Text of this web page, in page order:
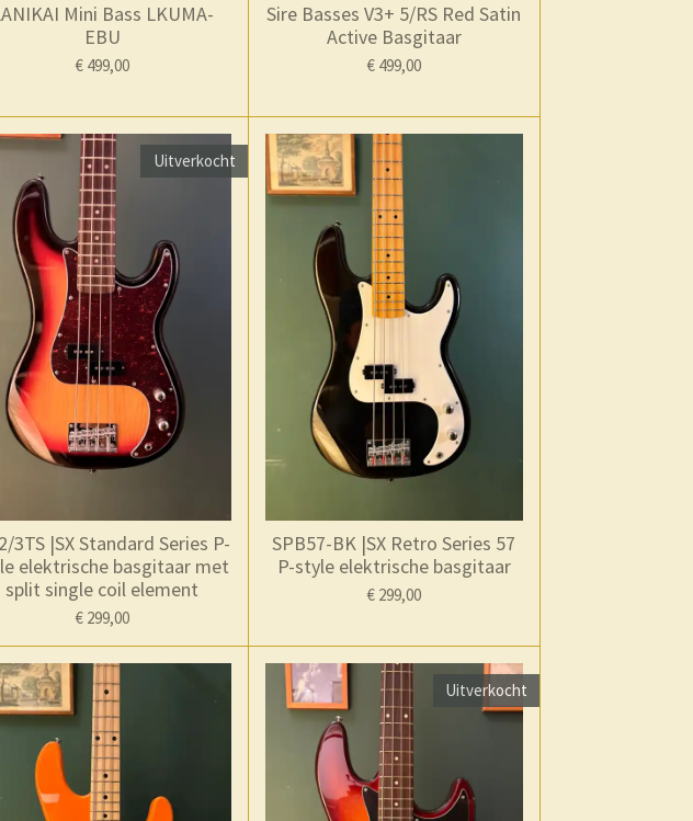
Mini Bass LKUMA-
EBU
€ 499,00
Sire Basses V3+ 5/RS Red Satin
Active Basgitaar
€ 499,00
Uitverkocht
3TS |SX Standard Series P-
elektrische basgitaar met
split single coil element
€ 299,00
SPB57-BK |SX Retro Series 57
P-style elektrische basgitaar
€ 299,00
Uitverkocht